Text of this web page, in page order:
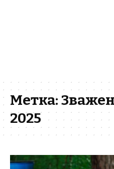
Метка:
2025